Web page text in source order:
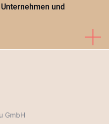
und
GmbH